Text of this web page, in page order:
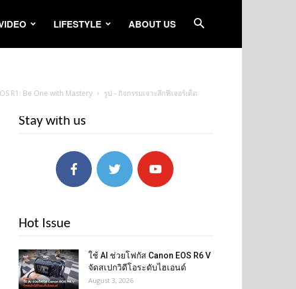
LIFESTYLE ABOUT US
R1: Be One with Mastery
รูป - กิจกรรมเจาะลึกฟีเจอร์เด็ด
Stay with us
Hot Issue
ใช้ AI ช่วยโฟกัส Canon EOS R6 V
จัดสเปกวิดีโอระดับไฮเอนด์
August 3, 2026